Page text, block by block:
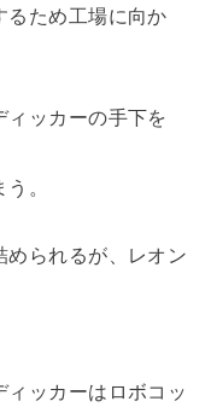
るため工場に向か
ッカーの手下を
。
られるが、レオン
ッカーはロボコッ